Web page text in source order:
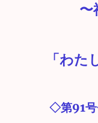
〜
「わた
◇第91